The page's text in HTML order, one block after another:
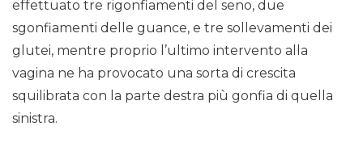
effettuato tre rigonfiamenti del seno, due
sgonfiamenti delle guance, e tre sollevamenti dei
glutei, mentre proprio l’ultimo intervento alla
vagina ne ha provocato una sorta di crescita
squilibrata con la parte destra più gonfia di quella
sinistra.